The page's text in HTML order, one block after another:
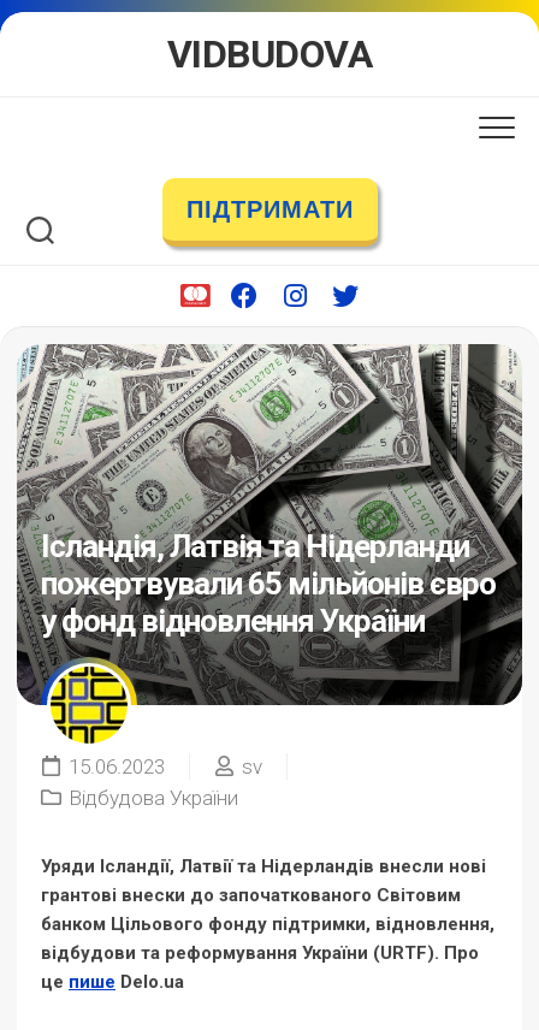
Skip
VIDBUDOVA
ПІДТРИМАТИ
Ісландія, Латвія та Нідерланди
пожертвували 65 мільйонів євро
у фонд відновлення України
15.06.2023
sv
Відбудова України
Уряди Ісландії, Латвії та Нідерландів внесли нові
грантові внески до започаткованого Світовим
банком Цільового фонду підтримки, відновлення,
відбудови та реформування України (URTF). Про
це пише Delo.ua